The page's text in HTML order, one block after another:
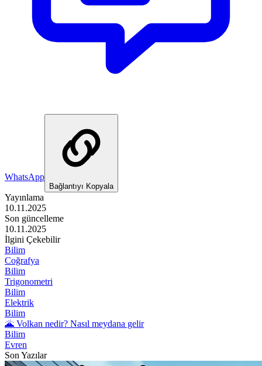
WhatsApp
Bağlantıyı Kopyala
Yayınlama
10.11.2025
Son güncelleme
10.11.2025
İlgini Çekebilir
Bilim
Coğrafya
Bilim
Trigonometri
Bilim
Elektrik
Bilim
🌋 Volkan nedir? Nasıl meydana gelir
Bilim
Evren
Son Yazılar